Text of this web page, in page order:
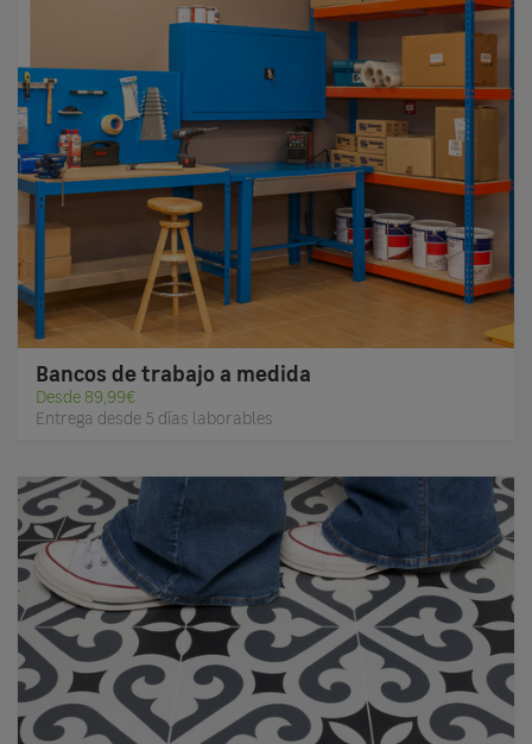
Bancos de trabajo a medida
Desde 89,99€
Entrega desde 5 días laborables